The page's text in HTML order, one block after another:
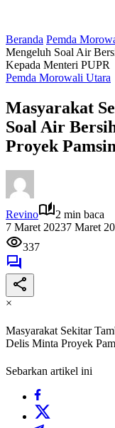
Beranda Pemda
Mengeluh Soal Air
Kepada Menteri PUPR
Pemda Morowali Utara
Masyarakat
Soal Air
Proyek
Revino
2 min baca
7 Maret 20237 Maret
337
×
Masyarakat Sekitar
Delis Minta Proyek
Sebarkan artikel ini